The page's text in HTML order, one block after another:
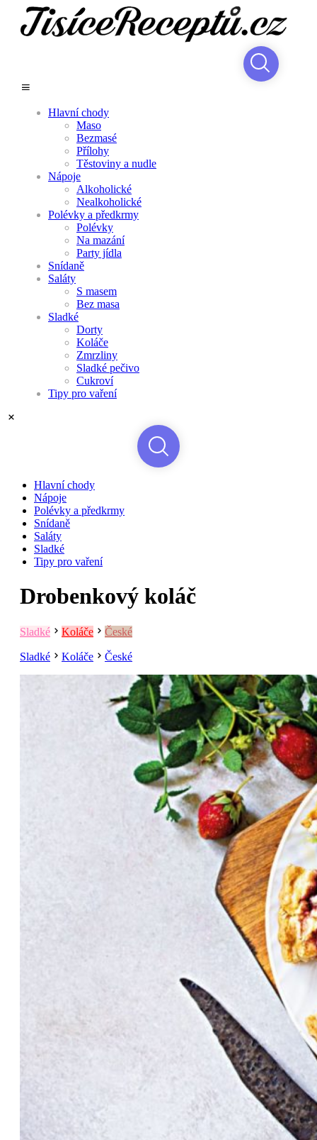
Hlavní chody
Maso
Bezmasé
Přílohy
Těstoviny a nudle
Nápoje
Alkoholické
Nealkoholické
Polévky a předkrmy
Polévky
Na mazání
Party jídla
Snídaně
Saláty
S masem
Bez masa
Sladké
Dorty
Koláče
Zmrzliny
Sladké pečivo
Cukroví
Tipy pro vaření
Hlavní chody
Nápoje
Polévky a předkrmy
Snídaně
Saláty
Sladké
Tipy pro vaření
Drobenkový koláč
Sladké Koláče České
Sladké Koláče České